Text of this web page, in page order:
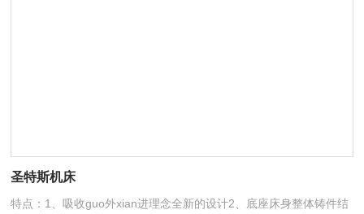
圣特斯机床
特点：1、吸收guo外xian进理念全新的设计2、底座床身整体铸件结